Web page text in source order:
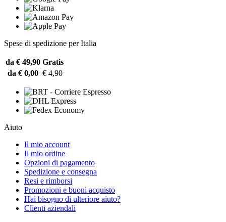
Spese di spedizione per Italia
da € 49,90 Gratis
da € 0,00 € 4,90
Aiuto
Il mio account
Il mio ordine
Opzioni di pagamento
Spedizione e consegna
Resi e rimborsi
Promozioni e buoni acquisto
Hai bisogno di ulteriore aiuto?
Clienti aziendali